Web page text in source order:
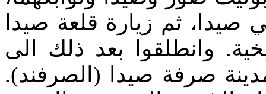
صيدا، ثم زيارة قلعة صيدا
وانطلقوا بعد ذلك الى
صرفة صيدا (الصرفند).